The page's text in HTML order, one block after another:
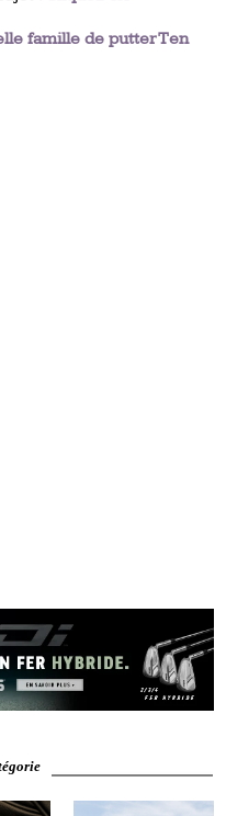
famille de putter Ten